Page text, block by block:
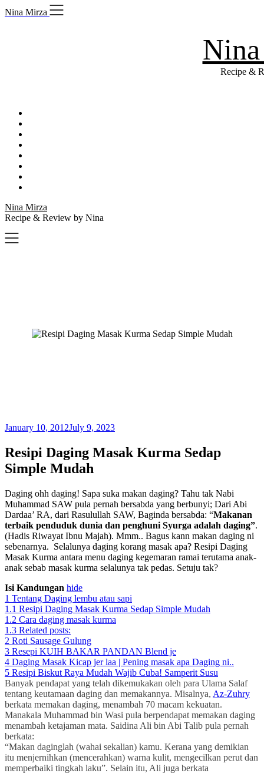
Skip
to
Nina Mirza
Recipe &
Nina Mirza
Recipe & Review by Nina
January 10, 2012July 9, 2023
Resipi Daging Masak Kurma Sedap
Simple Mudah
Daging ohh daging! Sapa suka makan daging? Tahu tak Nabi
Muhammad SAW pula pernah bersabda yang berbunyi; Dari Abi
Dardaa’ RA, dari Rasulullah SAW, Baginda bersabda: “Makanan
terbaik penduduk dunia dan penghuni Syurga adalah daging”.
(Hadis Riwayat Ibnu Majah). Mmm.. Bagus kann makan daging ni
sebenarnya. Selalunya daging korang masak apa? Resipi Daging
Masak Kurma antara menu daging kegemaran ramai terutama anak-
anak sebab masak kurma selalunya tak pedas. Setuju tak?
Isi Kandungan hide
1 Tentang Daging lembu atau sapi
1.1 Resipi Daging Masak Kurma Sedap Simple Mudah
1.2 Cara daging masak kurma
1.3 Related posts:
2 Roti Sausage Gulung
3 Resepi KUIH BAKAR PANDAN Blend je
4 Daging Masak Kicap jer laa | Pening masak apa Daging ni..
5 Resipi Biskut Raya Mudah Wajib Cuba! Samperit Susu
Banyak pendapat yang telah dikemukakan oleh para Ulama Salaf
tentang keutamaan daging dan memakannya. Misalnya, Az-Zuhry
berkata memakan daging, menambah 70 macam kekuatan.
Manakala Muhammad bin Wasi pula berpendapat memakan daging
menambah ketajaman mata. Saidina Ali bin Abi Talib pula pernah
berkata:
“Makan daginglah (wahai sekalian) kamu. Kerana yang demikian
itu menjernihkan (mencerahkan) warna kulit, mengecilkan perut dan
memperbaiki tingkah laku”. Selain itu, Ali juga berkata